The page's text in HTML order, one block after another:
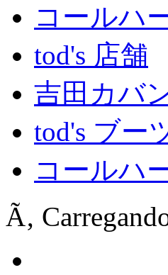
コールハ
tod's 店舗
吉田カバ
tod's ブー
コールハ
Ã‚